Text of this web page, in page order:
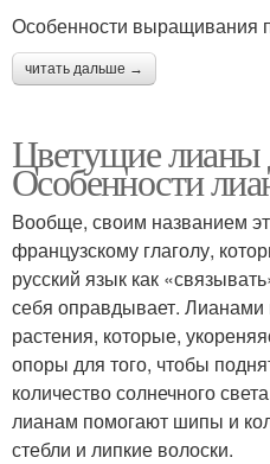
Особенности выращивания
читать дальше →
Цветущие лианы
Особенности
Вообще, своим названием
французскому глаголу,
русский язык как
себя оправдывает. Лианами
растения, которые,
опоры для того, чтобы
количество солнечного
лианам помогают шипы и
стебли и липкие волоски.